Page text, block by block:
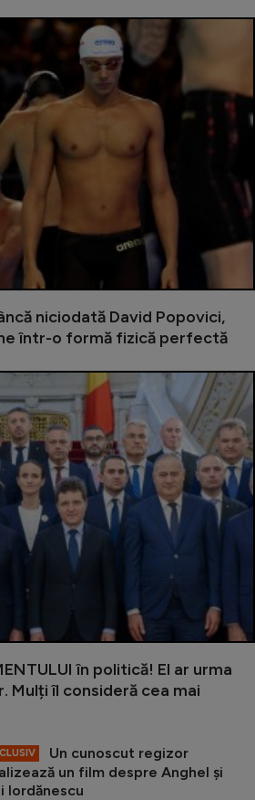
niciodată David Popovici,
într-o formă fizică perfectă
în politică! El ar urma
Mulți îl consideră cea mai
Un cunoscut regizor
un film despre Anghel și
Iordănescu